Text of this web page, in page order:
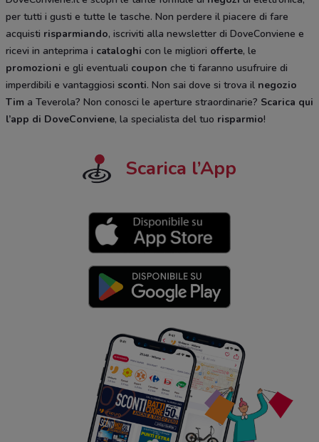
per tutti i gusti e tutte le tasche. Non perdere il piacere di fare
acquisti risparmiando, iscriviti alla newsletter di DoveConviene e
ricevi in anteprima i cataloghi con le migliori offerte, le
promozioni e gli eventuali coupon che ti faranno usufruire di
imperdibili e vantaggiosi sconti. Non sai dove si trova il negozio
Tim a Teverola? Non conosci le aperture straordinarie? Scarica qui
l’app di DoveConviene, la specialista del tuo risparmio!
Scarica l’App